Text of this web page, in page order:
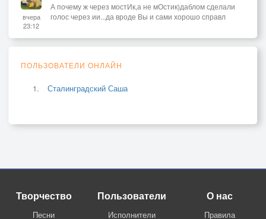
вчера
23:12
А почему ж через мостИк,а не мОстик)даблом сделали
голос через ии...да вроде Вы и сами хорошо справл
ПОЛЬЗОВАТЕЛИ ОНЛАЙН
Сталинградский Саша
Творчество
Песни
Пользователи
Исполнители
О нас
Правила